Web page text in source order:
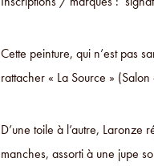
Cette peinture, qui n’est pas
rattacher « La Source »
D’une toile à l’autre,
manches, assorti à une jupe